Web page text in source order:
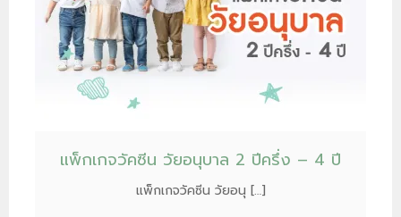
แพ็กเกจวัคซีน วัยอนุบาล 2 ปีครึ่ง – 4 ปี
แพ็กเกจวัคซีน วัยอนุ […]